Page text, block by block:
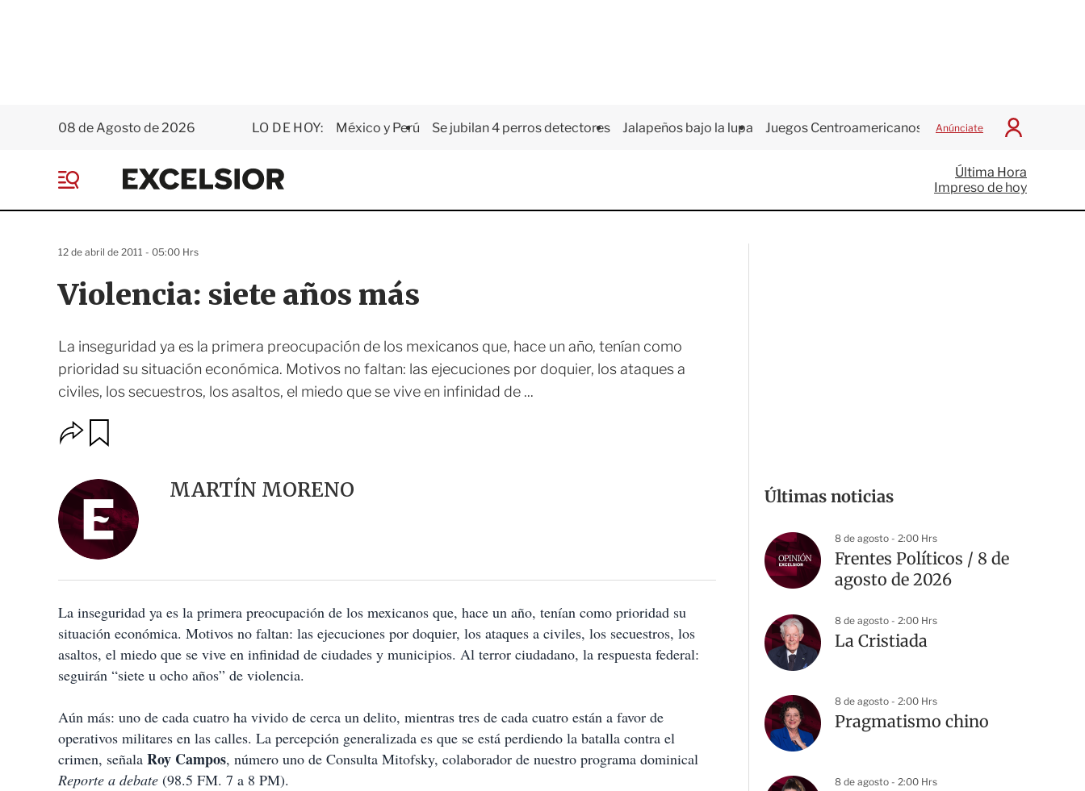
08 de Agosto de 2026 LO DE HOY: México y Perú Se jubilan 4 perros detectores Jalapeños bajo la lupa Juegos Centroamericanos Anúnciate
I
c
i
a
E
x
e
r
e
Última Hora
Impreso de hoy
Violencia: siete años más
La inseguridad ya es la primera preocupación de los mexicanos que, hace un año, tenían como
prioridad su situación económica. Motivos no faltan: las ejecuciones por doquier, los ataques a
civiles, los secuestros, los asaltos, el miedo que se vive en infinidad de ...
12 de abril de 2011 - 05:00 Hrs
O
p
o
n
e
c
m
a
r
t
d
a
r
MARTÍN MORENO
La inseguridad ya es la primera preocupación de los mexicanos que, hace un año, tenían como prioridad su
situación económica. Motivos no faltan: las ejecuciones por doquier, los ataques a civiles, los secuestros, los
asaltos, el miedo que se vive en infinidad de ciudades y municipios. Al terror ciudadano, la respuesta federal:
seguirán “siete u ocho años” de violencia.
Aún más: uno de cada cuatro ha vivido de cerca un delito, mientras tres de cada cuatro están a favor de
operativos militares en las calles. La percepción generalizada es que se está perdiendo la batalla contra el
crimen, señala Roy Campos, número uno de Consulta Mitofsky, colaborador de nuestro programa dominical
Reporte a debate (98.5 FM. 7 a 8 PM).
Últimas noticias
8 de agosto - 2:00 Hrs
Frentes Políticos / 8 de
agosto de 2026
8 de agosto - 2:00 Hrs
La Cristiada
8 de agosto - 2:00 Hrs
Pragmatismo chino
8 de agosto - 2:00 Hrs